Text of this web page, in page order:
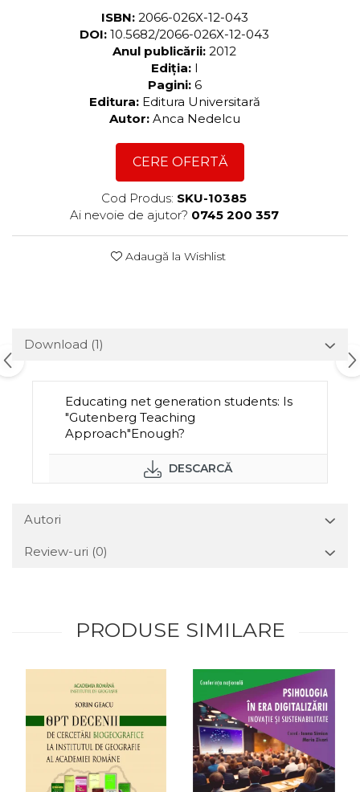
ISBN: 2066-026X-12-043
DOI: 10.5682/2066-026X-12-043
Anul publicării: 2012
Ediția: I
Pagini: 6
Editura: Editura Universitară
Autor: Anca Nedelcu
CERE OFERTĂ
Cod Produs: SKU-10385
Ai nevoie de ajutor? 0745 200 357
Adaugă la Wishlist
Download (1)
Educating net generation students: Is
"Gutenberg Teaching
Approach"Enough?
DESCARCĂ
Autori
Review-uri (0)
PRODUSE SIMILARE